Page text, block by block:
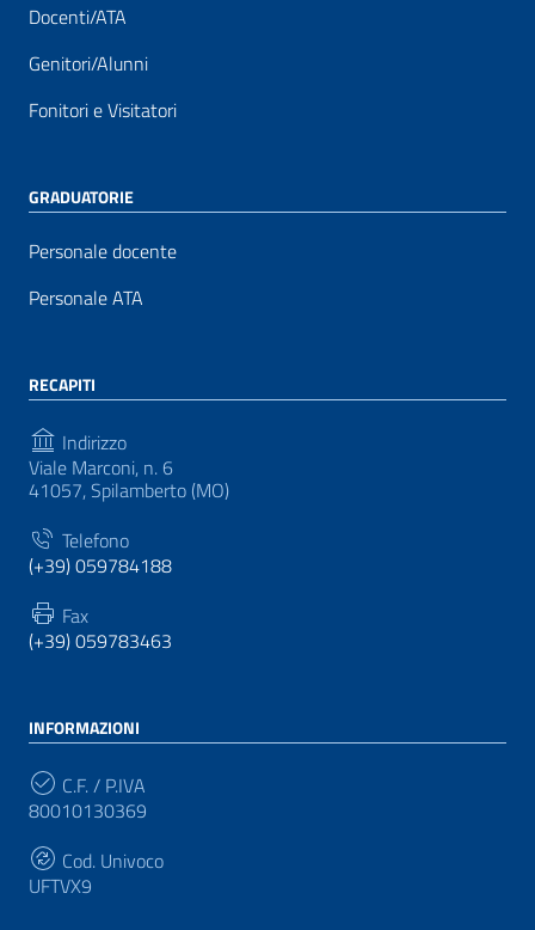
Docenti/ATA
Genitori/Alunni
Fonitori e Visitatori
GRADUATORIE
Personale docente
Personale ATA
RECAPITI
Indirizzo
Viale Marconi, n. 6
41057, Spilamberto (MO)
Telefono
(+39) 059784188
Fax
(+39) 059783463
INFORMAZIONI
C.F. / P.IVA
80010130369
Cod. Univoco
UFTVX9